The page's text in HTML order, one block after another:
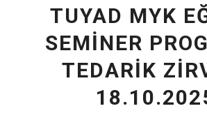
TUYAD MYK
SEMİNER
TEDARİK